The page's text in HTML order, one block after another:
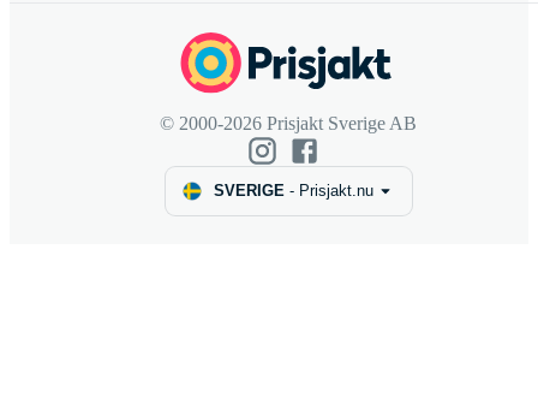
© 2000-2026 Prisjakt Sverige AB
SVERIGE- Prisjakt.nu